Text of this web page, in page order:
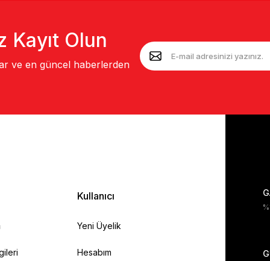
Kayıt Olun
ve en güncel haberlerden
Kullanıcı
Yeni Üyelik
Hesabım